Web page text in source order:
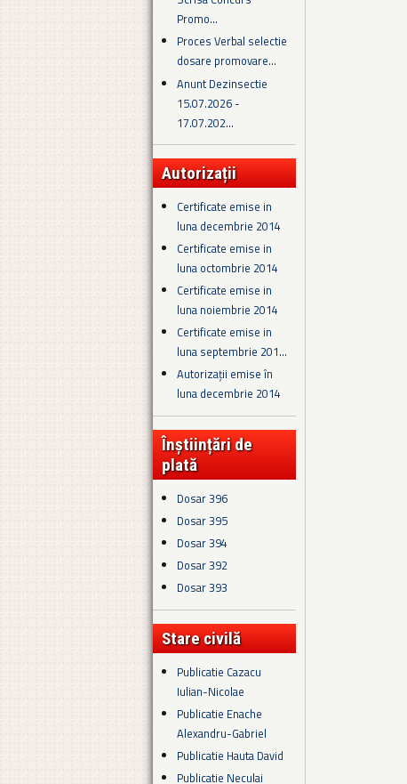
Promo...
Proces Verbal selectie
dosare promovare...
Anunt Dezinsectie
15.07.2026 -
17.07.202...
Autorizații
Certificate emise in
luna decembrie 2014
Certificate emise in
luna octombrie 2014
Certificate emise in
luna noiembrie 2014
Certificate emise in
luna septembrie 201...
Autorizații emise în
luna decembrie 2014
Înștiințări de
plată
Dosar 396
Dosar 395
Dosar 394
Dosar 392
Dosar 393
Stare civilă
Publicatie Cazacu
Iulian-Nicolae
Publicatie Enache
Alexandru-Gabriel
Publicatie Hauta David
Publicatie Neculai